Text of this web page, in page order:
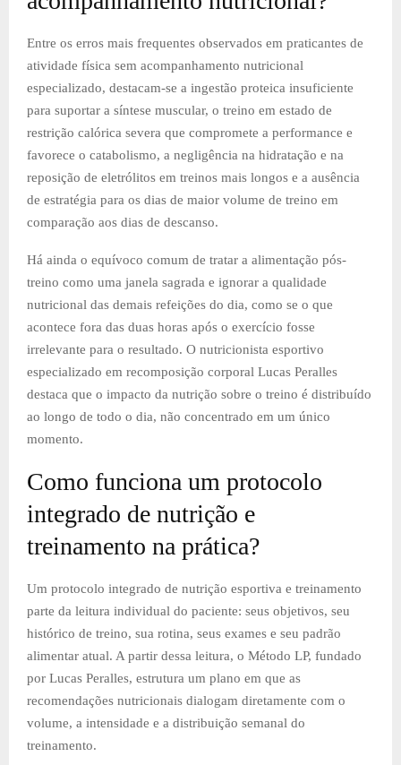
Entre os erros mais frequentes observados em praticantes de
atividade física sem acompanhamento nutricional
especializado, destacam-se a ingestão proteica insuficiente
para suportar a síntese muscular, o treino em estado de
restrição calórica severa que compromete a performance e
favorece o catabolismo, a negligência na hidratação e na
reposição de eletrólitos em treinos mais longos e a ausência
de estratégia para os dias de maior volume de treino em
comparação aos dias de descanso.
Há ainda o equívoco comum de tratar a alimentação pós-
treino como uma janela sagrada e ignorar a qualidade
nutricional das demais refeições do dia, como se o que
acontece fora das duas horas após o exercício fosse
irrelevante para o resultado. O nutricionista esportivo
especializado em recomposição corporal Lucas Peralles
destaca que o impacto da nutrição sobre o treino é distribuído
ao longo de todo o dia, não concentrado em um único
momento.
Como funciona um protocolo
integrado de nutrição e
treinamento na prática?
Um protocolo integrado de nutrição esportiva e treinamento
parte da leitura individual do paciente: seus objetivos, seu
histórico de treino, sua rotina, seus exames e seu padrão
alimentar atual. A partir dessa leitura, o Método LP, fundado
por Lucas Peralles, estrutura um plano em que as
recomendações nutricionais dialogam diretamente com o
volume, a intensidade e a distribuição semanal do
treinamento.